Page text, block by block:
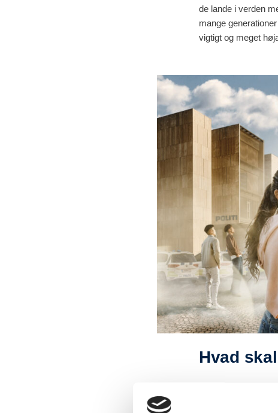
de lande i verden
mange
vigtigt og meget
Hvad
fiktive cases, som